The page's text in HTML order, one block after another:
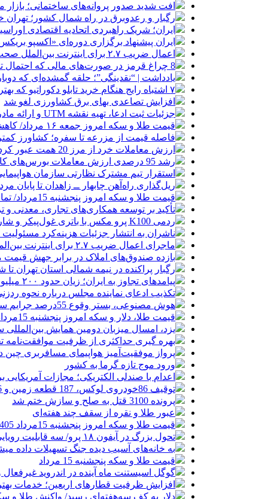
افت شدید صدور پروانه‌های ساختمانی؛
رگبار و رعدوبرق در راه شمال کشور؛
ایران؛ شریک راهبردی اتحادیه اقتصادی
ایران پیشنهاد برگزاری دوره‌ای «اکسپو
اعمال ضریب ۲.۷ برای اینترنت بین‌الملل صحت دارد؟ / واکنش سازمان تنظیم مقررات
8 چراغ قرمز در صورت‌های مالی که احتمال تقلب را آشکار می‌کند
یادداشت | “نقدینگی”؛ حلقه گمشده‌ای که
۷ اشتباه رایج هنگام خرید تابلو دکوراتیو که بهتر است مرتکب نشوید
افزایش تصاعدی بهای برق کشاورزی لغو شد
جزئیات ثبت ادعا، تهیه نقشه UTM و ارائه مادر سند اعلام شد
قیمت طلا و سکه امروز جمعه ۱۶ مرداد/ کاهش قیمت ها+ جدول و جزییات
فاصله قیمت از مزرعه تا سفره؛ کشاورز
ارزش معاملات خرد از مرز 20 همت عبور کرد
رشد 95 درصدی ارزش معاملات بورس‌های کالایی
استقرار تیم مشترک نظارتی سازمان
ریل‌گذاری راه‌آهن چابهار ــ زاهدان تا پایان
قیمت طلا و سکه امروز پنجشنبه 15مرداد/ تمام قیمت ها بر مدار افزایش + جدول
تأکید بر توسعه همکاری‌های تجاری، معدنی و
ردمی K100 پرو مکس با باتری غول‌پیکر و شارژ بی‌سیم روانه بازار می‌شود
ناشران به انتشار جزئیات هزینه‌کرد
ماجرای اعمال ضریب ۲.۷ برای اینترنت بین‌الملل چیست؟
بازده صندوق‌های املاک در برابر جهش
رگبار پراکنده در نیمه شمالی استان تهران تا
پیامدهای تجاوز به ایران؛ زیان حدود ۲۰۰ میلیون یورویی شرکت هواپیمایی مجارستان
تکذیب ادعای نماینده مجلس درباره نحوه
هوش مصنوعی، بستر وقوع 55درصد جرایم سایبری آفریقاست
قیمت طلا، دلار و سکه امروز پنجشنبه 15مرداد/ افزایش قیمت ها + جدول
یزد، امسال میزبان دومین همایش بین‌المللی
بهره گیری حداکثری از ظرفیت موافقت‌نامه
پرواز موفقیت‌آمیز هواپیمای مسافربری چین
ورود موج تازه گرما به کشور
اعدام با صندلی الکتریکی؛ مجازات
توقیف 86خودروی لوکس، 187 قطعه زمین و 86 آپارتمان تراستی‌ها
پرونده 3100 قتل به صلح و سازش ختم شد
عبور طلا و نقره از سقف چند هفته‌ای
قیمت طلا و سکه امروز پنجشنبه 15مرداد 1405/ افزایش همه قیمت ها + جدول
تحول بزرگ در آیفون ۱۸ پرو/ سه قابلیت رویایی که بالاخره به حقیقت می‌پیوندند
به خانه‌های آسیب دیده جنگ تسهیلات داده
قیمت طلا و سکه پنجشنبه 15 مرداد
گوگل اسیستنت ماه آینده در اندروید
افزایش ظرفیت قطارهای اربعین؛ خدمات
دلار به کف سه‌هفته‌ای رسید/ واکنش طلا و